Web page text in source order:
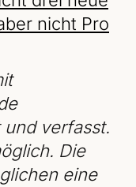
nicht Pro
verfasst.
Die
eine